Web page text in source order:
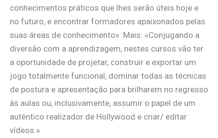
conhecimentos práticos que lhes serão úteis hoje e
no futuro, e encontrar formadores apaixonados pelas
suas áreas de conhecimento». Mais: «Conjugando a
diversão com a aprendizagem, nestes cursos vão ter
a oportunidade de projetar, construir e exportar um
jogo totalmente funcional, dominar todas as técnicas
de postura e apresentação para brilharem no regresso
às aulas ou, inclusivamente, assumir o papel de um
autêntico realizador de Hollywood e criar/ editar
vídeos.»